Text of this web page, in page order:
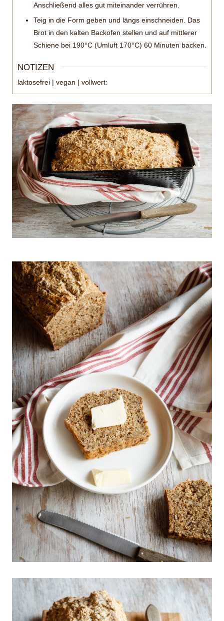
Anschließend alles gut miteinander verrühren.
Teig in die Form geben und längs einschneiden. Das
Brot in den kalten Backofen stellen und auf mittlerer
Schiene bei 190°C (Umluft 170°C) 60 Minuten backen.
NOTIZEN
laktosefrei | vegan | vollwert: